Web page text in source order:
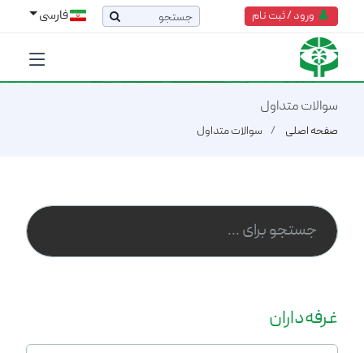
ورود / ثبت نام فارسی
سوالات متداول
صفحه اصلی سوالات متداول
غرفه‌داران